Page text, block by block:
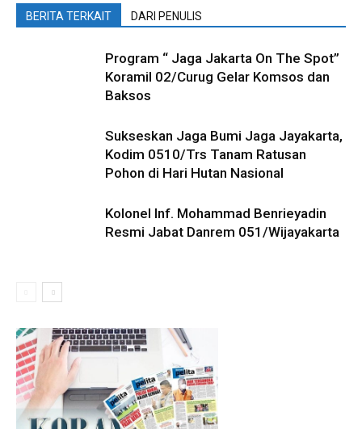
BERITA TERKAIT DARI PENULIS
Program “ Jaga Jakarta On The Spot”
Koramil 02/Curug Gelar Komsos dan
Baksos
Sukseskan Jaga Bumi Jaga Jayakarta,
Kodim 0510/Trs Tanam Ratusan
Pohon di Hari Hutan Nasional
Kolonel Inf. Mohammad Benrieyadin
Resmi Jabat Danrem 051/Wijayakarta